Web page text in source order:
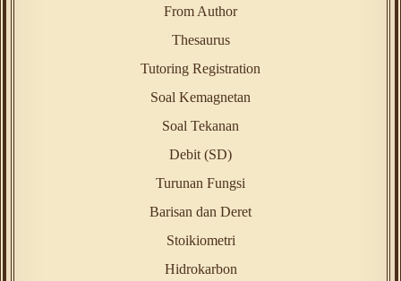
From Author
Thesaurus
Tutoring Registration
Soal Kemagnetan
Soal Tekanan
Debit (SD)
Turunan Fungsi
Barisan dan Deret
Stoikiometri
Hidrokarbon